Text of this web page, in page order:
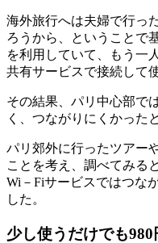
海外旅行へは夫婦で行っ
ろうから、ということで
を利用していて、もう一
共有サービスで接続して
その結果、パリ中心部で
く、つながりにくかった
パリ郊外に行ったツアー
ことを考え、調べてみる
Wi－Fiサービスではつな
した。
少し使うだけでも